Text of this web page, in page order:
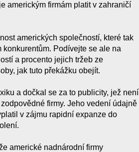
americkým firmám platit v zahraničí
amerických společností, které tak
Podívejte se ale na
a procento jejich tržeb ze
jak tuto překážku obejít.
a dočkal se za to publicity, jež není
firmy. Jeho vedení údajně
v zájmu rapidní expanze do
americké nadnárodní firmy